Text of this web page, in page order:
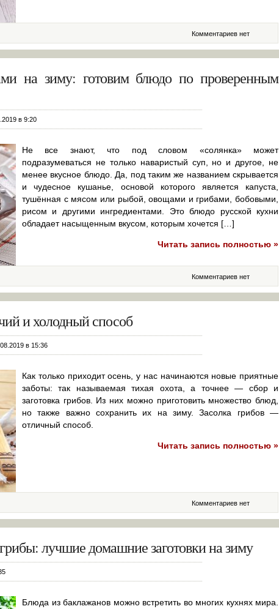
Комментариев нет
на зиму: готовим блюдо по проверенным
в 9:20
Не все знают, что под словом «солянка» может
подразумеваться не только наваристый суп, но и другое, не
менее вкусное блюдо. Да, под таким же названием скрывается
и чудесное кушанье, основой которого является капуста,
тушённая с мясом или рыбой, овощами и грибами, бобовыми,
рисом и другими ингредиентами. Это блюдо русской кухни
обладает насыщенным вкусом, которым хочется […]
Читать запись полностью »
Комментариев нет
и холодный способ
в 15:36
Как только приходит осень, у нас начинаются новые приятные
заботы: так называемая тихая охота, а точнее — сбор и
заготовка грибов. Из них можно приготовить множество блюд,
но также важно сохранить их на зиму. Засолка грибов —
отличный способ.
Читать запись полностью »
Комментариев нет
лучшие домашние заготовки на зиму
Блюда из баклажанов можно встретить во многих кухнях мира.